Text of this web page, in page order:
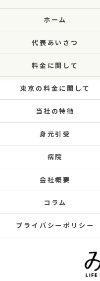
ホーム
代表あいさつ
料金に関して
東京の料金に関して
当社の特徴
身元引受
病院
会社概要
コラム
プライバシーポリシー